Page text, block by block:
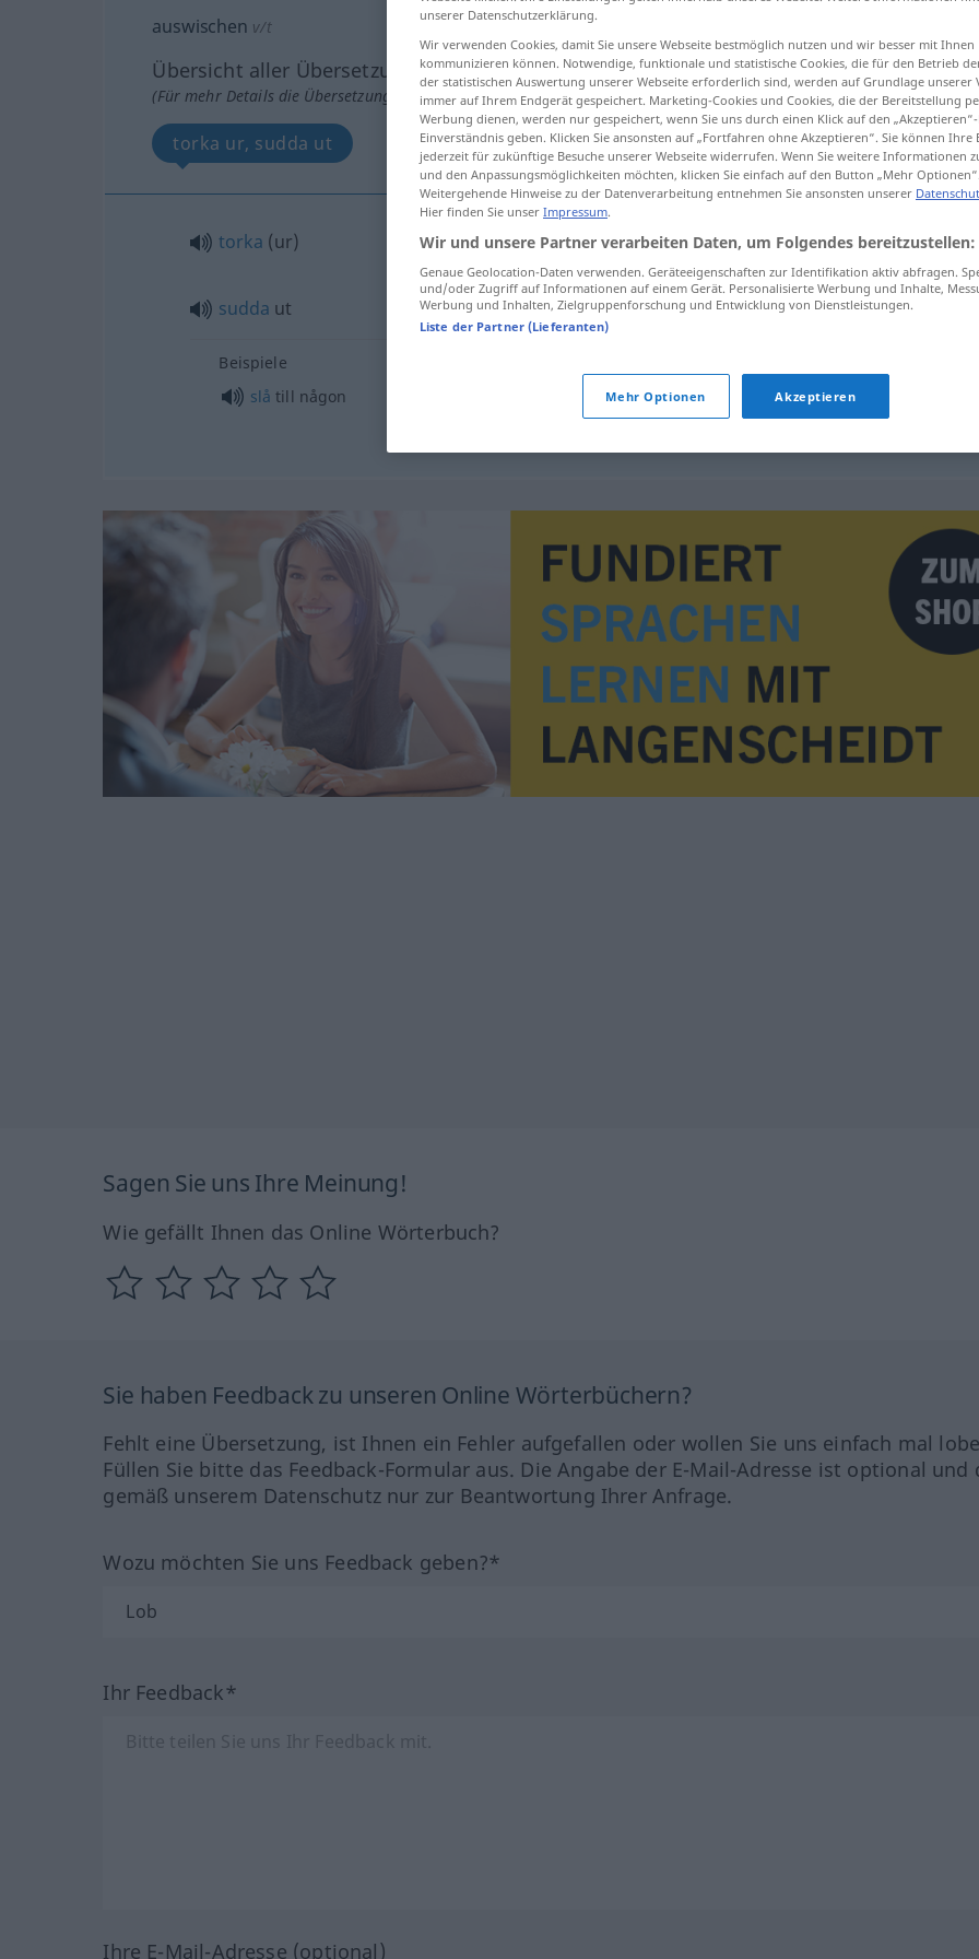
auswischen v/t
Übersicht aller Übersetzungen
(Für mehr Details die Übersetzung anklicken/antippen)
torka ur, sudda ut
torka (ur) auswischen
sudda ut auswischen
Beispiele
slå till någon jemandem einsauswischen
Sagen Sie uns Ihre Meinung!
Wie gefällt Ihnen das Online Wörterbuch?
Sie haben Feedback zu unseren Online Wörterbüchern?
Fehlt eine Übersetzung, ist Ihnen ein Fehler aufgefallen oder wollen Sie uns einfach mal
Füllen Sie bitte das Feedback-Formular aus. Die Angabe der E-Mail-Adresse ist optional und
gemäß unserem Datenschutz nur zur Beantwortung Ihrer Anfrage.
Wozu möchten Sie uns Feedback geben?*
Ihr Feedback*
Ihre E-Mail-Adresse (optional)
unserer Datenschutzerklärung.
Wir verwenden Cookies, damit Sie unsere Webseite bestmöglich nutzen und wir besser mit Ihnen
kommunizieren können. Notwendige, funktionale und statistische Cookies, die für den Betrieb
der statistischen Auswertung unserer Webseite erforderlich sind, werden auf Grundlage unserer
immer auf Ihrem Endgerät gespeichert. Marketing-Cookies und Cookies, die der Bereitstellung
Werbung dienen, werden nur gespeichert, wenn Sie uns durch einen Klick auf den
Einverständnis geben. Klicken Sie ansonsten auf „Fortfahren ohne Akzeptieren“. Sie können Ihre
jederzeit für zukünftige Besuche unserer Webseite widerrufen. Wenn Sie weitere Informationen
und den Anpassungsmöglichkeiten möchten, klicken Sie einfach auf den Button „Mehr Optionen“.
Weitergehende Hinweise zu der Datenverarbeitung entnehmen Sie ansonsten unserer
Hier finden Sie unser Impressum.
Wir und unsere Partner verarbeiten Daten, um Folgendes bereitzustellen:
Genaue Geolocation-Daten verwenden. Geräteeigenschaften zur Identifikation aktiv abfragen.
und/oder Zugriff auf Informationen auf einem Gerät. Personalisierte Werbung und Inhalte,
Werbung und Inhalten, Zielgruppenforschung und Entwicklung von Dienstleistungen.
Liste der Partner (Lieferanten)
Mehr Optionen Akzeptieren